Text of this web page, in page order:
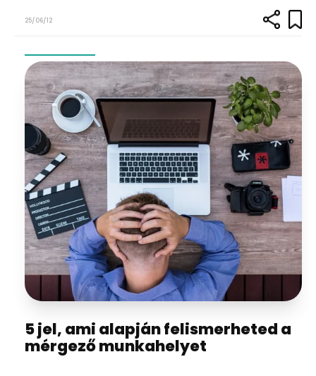
25/06/12
5 jel, ami alapján felismerheted a
mérgező munkahelyet